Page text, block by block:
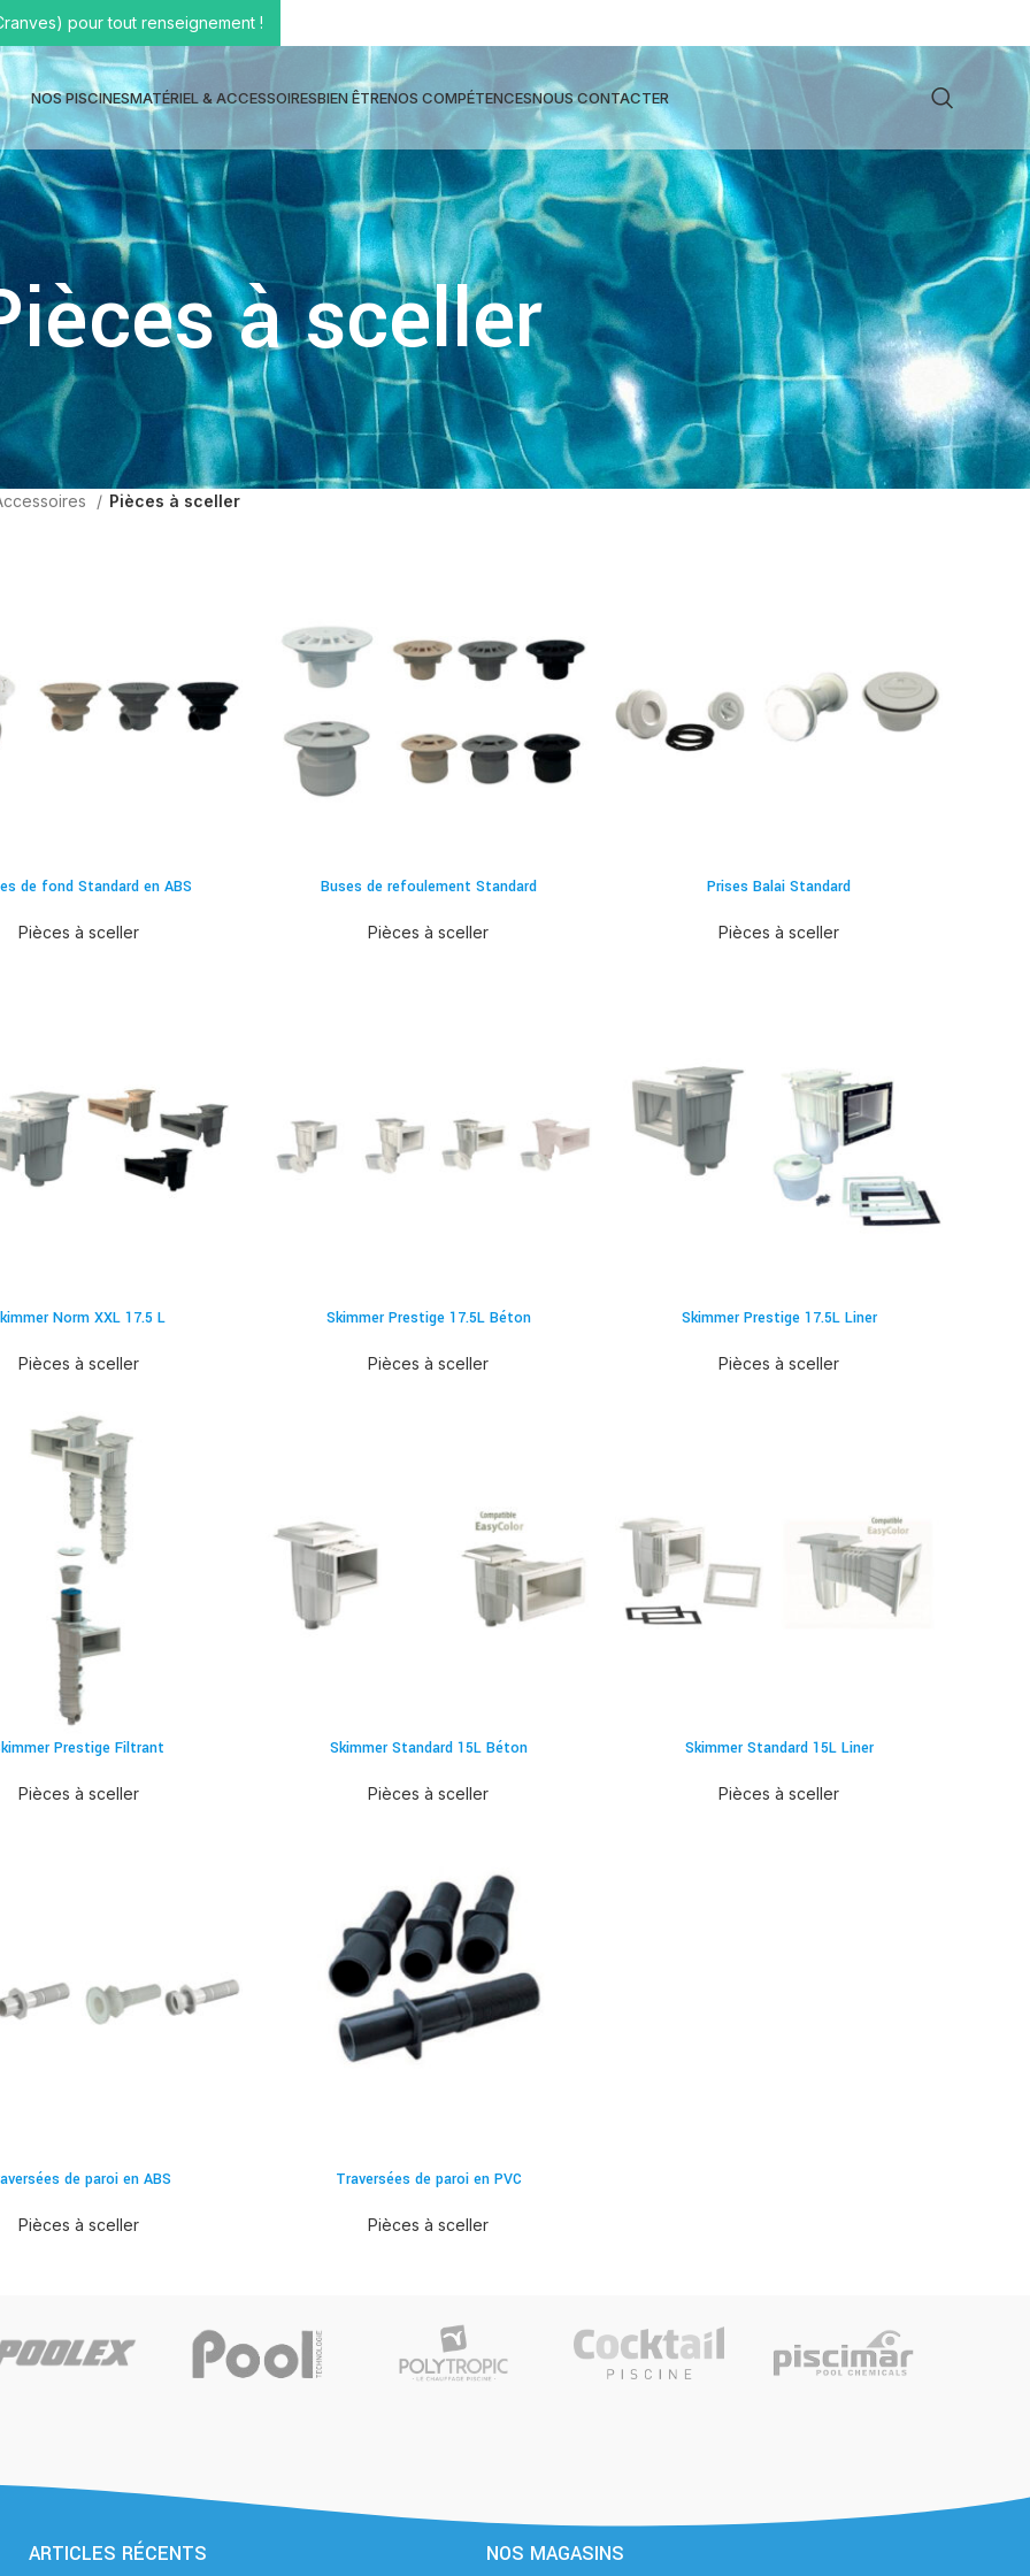
NOS PISCINESMATÉRIEL & ACCESSOIRESBIEN ÊTRENOS COMPÉTENCESNOUS CONTACTER
à sceller
Pièces à sceller
de fond Standard en ABS
Pièces à sceller
Buses de refoulement Standard
Pièces à sceller
Prises Balai Standard
Pièces à sceller
Norm XXL 17.5 L
Pièces à sceller
Skimmer Prestige 17.5L Béton
Pièces à sceller
Skimmer Prestige 17.5L Liner
Pièces à sceller
Prestige Filtrant
Pièces à sceller
Skimmer Standard 15L Béton
Pièces à sceller
Skimmer Standard 15L Liner
Pièces à sceller
de paroi en ABS
Pièces à sceller
Traversées de paroi en PVC
Pièces à sceller
ARTICLES RÉCENTS NOS MAGASINS
pour tout renseignement !